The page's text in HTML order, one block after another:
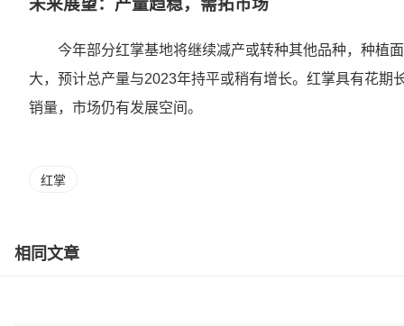
未来展望：产量趋稳，需拓市场
今年部分红掌基地将继续减产或转种其他品种，种植
大，预计总产量与2023年持平或稍有增长。红掌具有花
销量，市场仍有发展空间。
红掌
相同文章